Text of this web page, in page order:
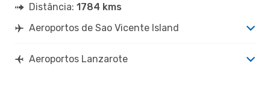
Distância: 1784 kms
Aeroportos de Sao Vicente Island
Aeroportos Lanzarote